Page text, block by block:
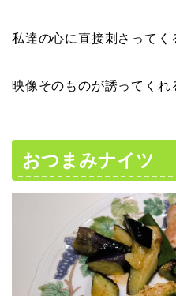
私達の心に直接刺さってく
映像そのものが誘ってくれ
おつまみナイツ